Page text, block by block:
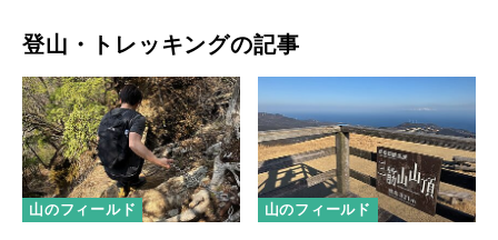
登山・トレッキングの記事
山のフィールド 山のフィールド